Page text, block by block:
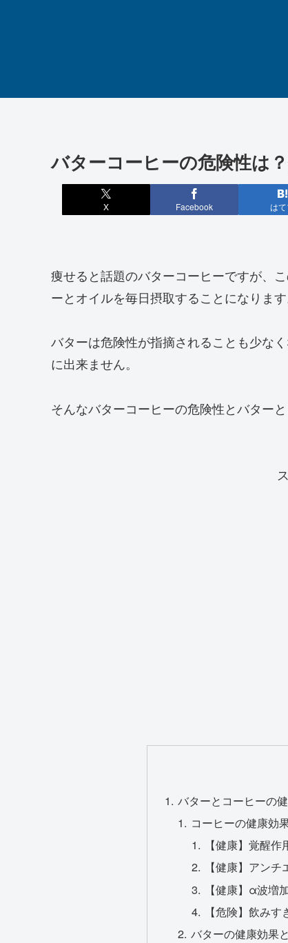
バターコーヒーの危険性は
X Facebook は
痩せると話題のバターコーヒーですが、
ーとオイルを毎日摂取することになります
バターは危険性が指摘されることも少な
に出来ません。
そんなバターコーヒーの危険性とバター
バターとコーヒーの
コーヒーの健康効
【健康】覚醒
【健康】アン
【健康】α波増
【危険】飲み
バターの健康効果